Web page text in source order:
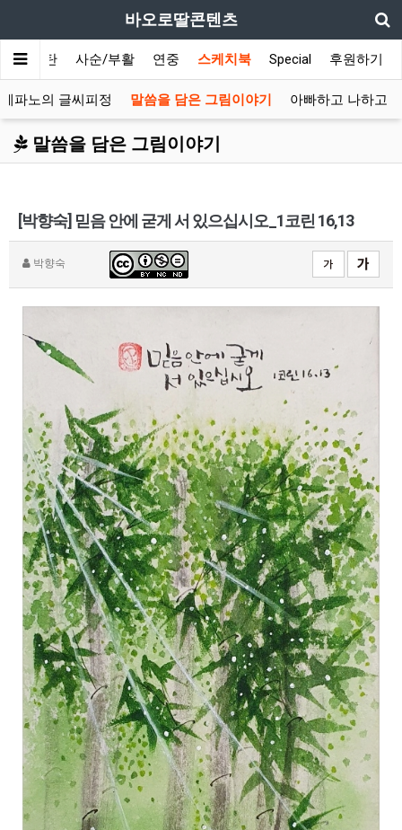
바오로딸콘텐츠
림/성탄 사순/부활 연중 스케치북 Special 후원하기
파노의 글씨피정 말씀을 담은 그림이야기 아빠하고 나하고
말씀을 담은 그림이야기
[박향숙] 믿음 안에 굳게 서 있으십시오_1코린 16,13
박향숙